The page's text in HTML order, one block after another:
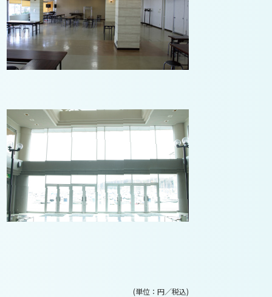
(単位：円／税込)